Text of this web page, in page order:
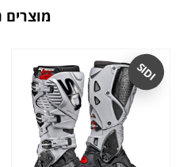
מוצרים
SIDI